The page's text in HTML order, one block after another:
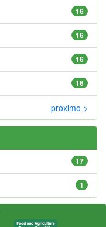
16
16
16
16
próximo >
17
1